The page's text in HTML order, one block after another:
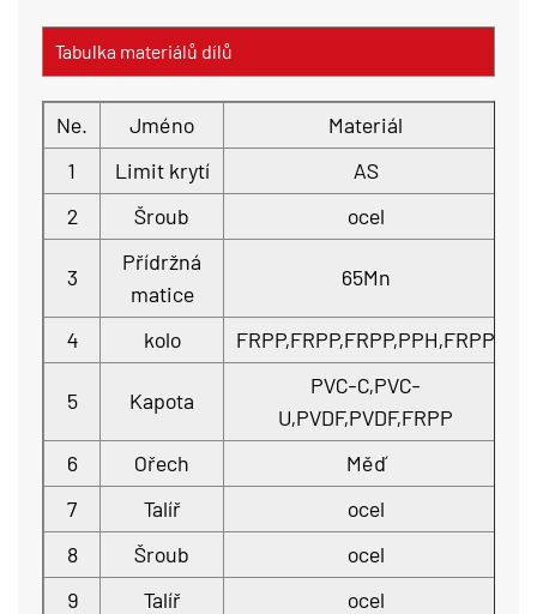
Tabulka materiálů dílů
Ne. Jméno Materiál
1
Limit krytí
AS
2
Šroub ocel
3
Přídržná
matice
65Mn
4 kolo FRPP,FRPP,FRPP,PPH,FRPP
5 Kapota
PVC-C,PVC-
U,PVDF,PVDF,FRPP
6
Ořech
Měď
7
Talíř
ocel
8
Šroub
ocel
9
Talíř
ocel